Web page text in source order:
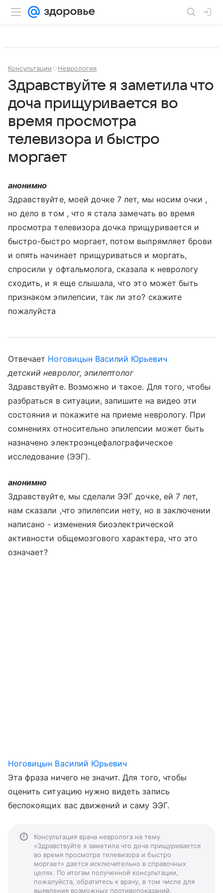
Консультации Неврология
Здравствуйте я заметила что
доча прищуривается во
время просмотра
телевизора и быстро
моргает
анонимно
Здравствуйте, моей дочке 7 лет, мы носим очки ,
но дело в том , что я стала замечать во время
просмотра телевизора дочка прищуривается и
быстро-быстро моргает, потом выпрямляет брови
и опять начинает прищуриваться и моргать,
спросили у офтальмолога, сказала к неврологу
сходить, и я еще слышала, что это может быть
признаком эпилепсии, так ли это? скажите
пожалуйста
Отвечает Ноговицын Василий Юрьевич
детский невролог, эпилептолог
Здравствуйте. Возможно и такое. Для того, чтобы
разбраться в ситуации, запишите на видео эти
состояния и покажите на приеме неврологу. При
сомнениях относительно эпилепсии может быть
назначено электроэнцефалографическое
исследование (ЭЭГ).
анонимно
Здравствуйте, мы сделали ЭЭГ дочке, ей 7 лет,
нам сказали ,что эпилепсии нету, но в заключении
написано - изменения биоэлектрической
активности общемозгового характера, что это
означает?
Ноговицын Василий Юрьевич
Эта фраза ничего не значит. Для того, чтобы
оценить ситуацию нужно видеть запись
беспокоящих вас движений и саму ЭЭГ.
Консультация врача невролога на тему
«Здравствуйте я заметила что доча прищуривается
во время просмотра телевизора и быстро
моргает» дается исключительно в справочных
целях. По итогам полученной консультации,
пожалуйста, обратитесь к врачу, в том числе для
выявления возможных противопоказаний.